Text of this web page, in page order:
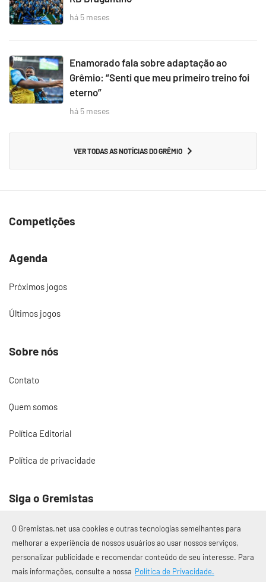
há 5 meses
Enamorado fala sobre adaptação ao
Grêmio: “Senti que meu primeiro treino foi
eterno”
há 5 meses
VER TODAS AS NOTÍCIAS DO GRÊMIO
Competições
Agenda
Próximos jogos
Últimos jogos
Sobre nós
Contato
Quem somos
Política Editorial
Política de privacidade
Siga o Gremistas
© 2017 – 2026 Gremistas.net
Gremistas.net — Porto Alegre/RS
O Gremistas.net usa cookies e outras tecnologias semelhantes para
melhorar a experiência de nossos usuários ao usar nossos serviços,
personalizar publicidade e recomendar conteúdo de seu interesse. Para
mais informações, consulte a nossa Política de Privacidade.